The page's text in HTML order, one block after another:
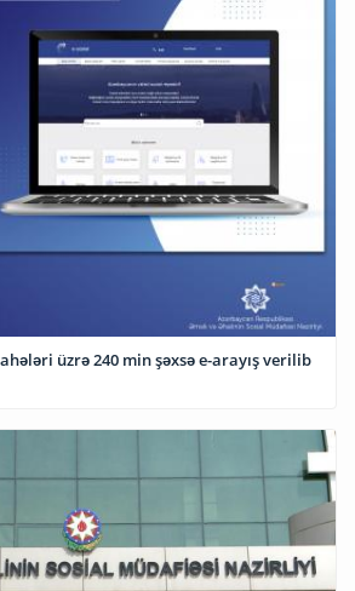
üzrə 240 min şəxsə e-arayış verilib